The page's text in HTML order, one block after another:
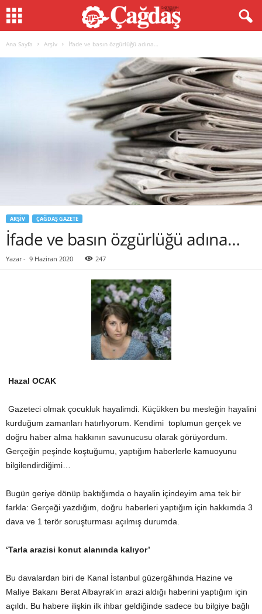
Ana Sayfa Arşiv İfade ve basın özgürlüğü adına…
ARŞIV ÇAĞDAŞ GAZETE
İfade ve basın özgürlüğü adına…
Yazar - 9 Haziran 2020 247
Hazal OCAK
Gazeteci olmak çocukluk hayalimdi. Küçükken bu mesleğin hayalini
kurduğum zamanları hatırlıyorum. Kendimi toplumun gerçek ve
doğru haber alma hakkının savunucusu olarak görüyordum.
Gerçeğin peşinde koştuğumu, yaptığım haberlerle kamuoyunu
bilgilendirdiğimi…
Bugün geriye dönüp baktığımda o hayalin içindeyim ama tek bir
farkla: Gerçeği yazdığım, doğru haberleri yaptığım için hakkımda 3
dava ve 1 terör soruşturması açılmış durumda.
‘Tarla arazisi konut alanında kalıyor’
Bu davalardan biri de Kanal İstanbul güzergâhında Hazine ve
Maliye Bakanı Berat Albayrak’ın arazi aldığı haberini yaptığım için
açıldı. Bu habere ilişkin ilk ihbar geldiğinde sadece bu bilgiye bağlı